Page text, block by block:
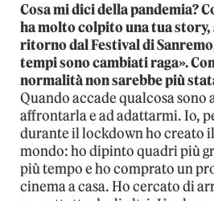
Cosa mi dici della pandemia?
ha molto colpito una tua
ritorno dal Festival di
tempi sono cambiati raga».
normalità non sarebbe più
Quando accade qualcosa sono
affrontarla e ad adattarmi. Io,
durante il lockdown ho creato
mondo: ho dipinto quadri più
più tempo e ho comprato un
cinema a casa. Ho cercato di